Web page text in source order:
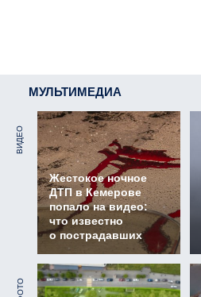
МУЛЬТИМЕДИА
ВИДЕО
Жестокое ночное
ДТП в Кемерове
попало на видео:
что известно
о пострадавших
ФОТО